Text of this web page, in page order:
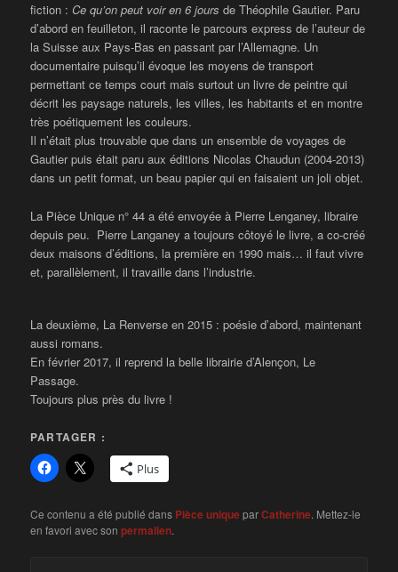
fiction : Ce qu’on peut voir en 6 jours de Théophile Gautier. Paru
d’abord en feuilleton, il raconte le parcours express de l’auteur de
la Suisse aux Pays-Bas en passant par l’Allemagne. Un
documentaire puisqu’il évoque les moyens de transport
permettant ce temps court mais surtout un livre de peintre qui
décrit les paysage naturels, les villes, les habitants et en montre
très poétiquement les couleurs.
Il n’était plus trouvable que dans un ensemble de voyages de
Gautier puis était paru aux éditions Nicolas Chaudun (2004-2013)
dans un petit format, un beau papier qui en faisaient un joli objet.
La Pièce Unique n° 44 a été envoyée à Pierre Lenganey, libraire
depuis peu. Pierre Langaney a toujours côtoyé le livre, a co-créé
deux maisons d’éditions, la première en 1990 mais… il faut vivre
et, parallèlement, il travaille dans l’industrie.
La deuxième, La Renverse en 2015 : poésie d’abord, maintenant
aussi romans.
En février 2017, il reprend la belle librairie d’Alençon, Le
Passage.
Toujours plus près du livre !
PARTAGER :
Plus
Ce contenu a été publié dans Pièce uniqueparCatherine. Mettez-le
en favori avec sonpermalien.